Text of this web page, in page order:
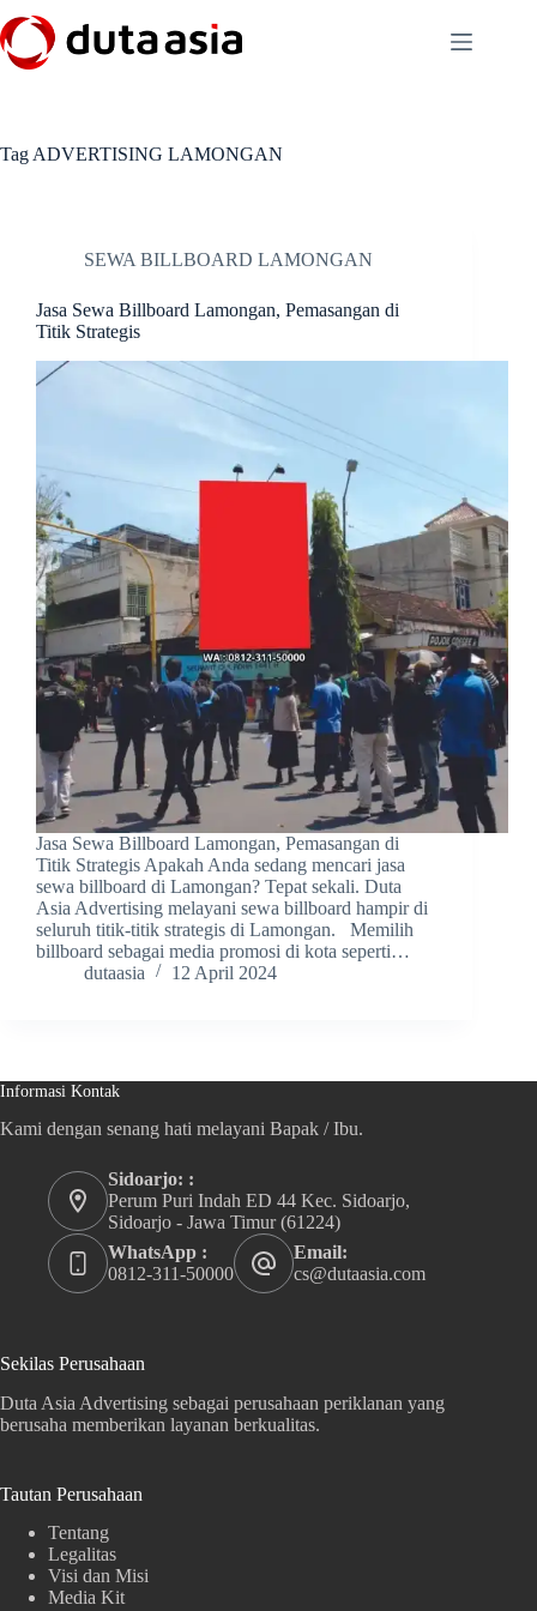
to
content
Tag ADVERTISING LAMONGAN
SEWA BILLBOARD LAMONGAN
Jasa Sewa Billboard Lamongan, Pemasangan di
Titik Strategis
Jasa Sewa Billboard Lamongan, Pemasangan di
Titik Strategis Apakah Anda sedang mencari jasa
sewa billboard di Lamongan? Tepat sekali. Duta
Asia Advertising melayani sewa billboard hampir di
seluruh titik-titik strategis di Lamongan. Memilih
billboard sebagai media promosi di kota seperti…
dutaasia
12 April 2024
Informasi Kontak
Kami dengan senang hati melayani Bapak / Ibu.
Sidoarjo: :
Perum Puri Indah ED 44 Kec. Sidoarjo,
Sidoarjo - Jawa Timur (61224)
WhatsApp :
0812-311-50000
Email:
cs@dutaasia.com
Sekilas Perusahaan
Duta Asia Advertising sebagai perusahaan periklanan yang
berusaha memberikan layanan berkualitas.
Tautan Perusahaan
Tentang
Legalitas
Visi dan Misi
Media Kit